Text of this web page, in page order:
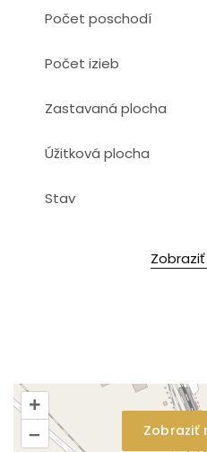
Počet poschodí
Počet izieb
Zastavaná plocha
Úžitková plocha
Stav
Zobraziť
+
–